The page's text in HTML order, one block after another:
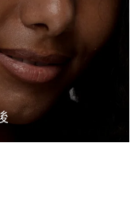
預計送達日期
預計送達日期
預計送達日期
預計送達日期8/9/26